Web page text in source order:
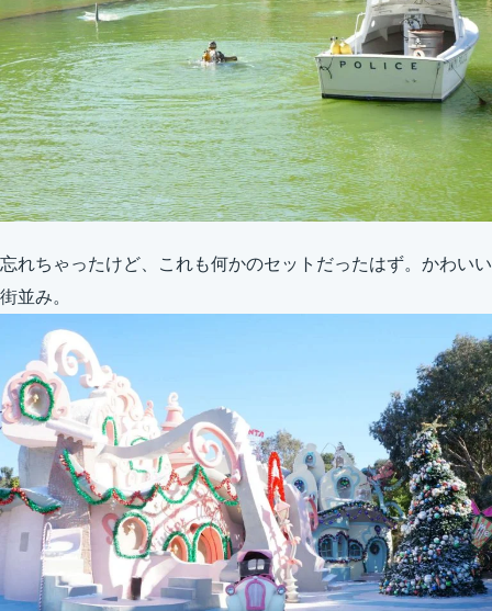
忘れちゃったけど、これも何かのセットだったはず。かわいい
街並み。